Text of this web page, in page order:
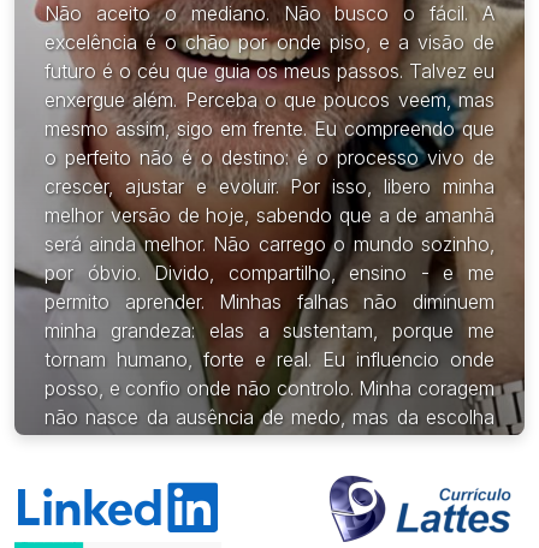
futuro é o céu que guia os meus passos. Talvez eu
enxergue além. Perceba o que poucos veem, mas
mesmo assim, sigo em frente. Eu compreendo que
o perfeito não é o destino: é o processo vivo de
crescer, ajustar e evoluir. Por isso, libero minha
melhor versão de hoje, sabendo que a de amanhã
será ainda melhor. Não carrego o mundo sozinho,
por óbvio. Divido, compartilho, ensino - e me
permito aprender. Minhas falhas não diminuem
minha grandeza: elas a sustentam, porque me
tornam humano, forte e real. Eu influencio onde
posso, e confio onde não controlo. Minha coragem
não nasce da ausência de medo, mas da escolha
firme de agir - apesar dele. Sei que nenhuma
decisão é absoluta, mas toda decisão corajosa é
consciente me leva, inevitavelmente, à realização
dos mundos que ainda estão por nascer. Eu não
sou refém do peso da minha luz, mas mestre em